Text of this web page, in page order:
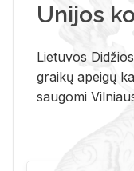
Unijos
Lietuvos
graikų apeigų
saugomi